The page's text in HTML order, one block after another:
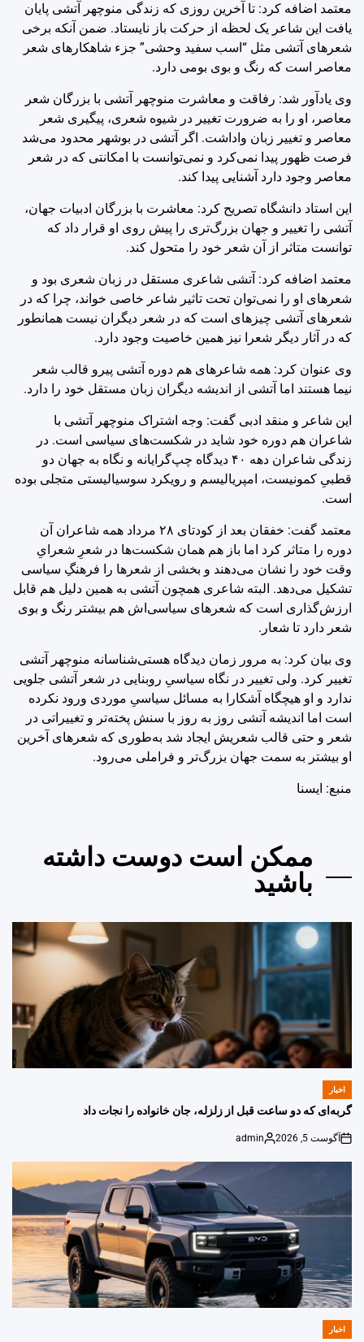
معتمد اضافه کرد: تا آخرین روزی که زندگی منوچهر آتشی پایان
یافت این شاعر یک لحظه از حرکت باز نایستاد. ضمن آنکه برخی
شعرهای آتشی مثل “اسب سفید وحشی” جزء شاهکارهای شعر
معاصر است که رنگ و بوی بومی دارد.
وی یادآور شد: رفاقت و معاشرت منوچهر آتشی با بزرگان شعر
معاصر، او را به ضرورت تغییر در شیوه شعری، پیگیری شعر
معاصر و تغییر زبان واداشت. اگر آتشی در بوشهر محدود می‌شد
فرصت ظهور پیدا نمی‌کرد و نمی‌توانست با امکانتی که در شعر
معاصر وجود دارد آشنایی پیدا کند.
این استاد دانشگاه تصریح کرد: معاشرت با بزرگان ادبیات جهان،
آتشی را تغییر و جهان بزرگ‌تری را پیش روی او قرار داد که
توانست متاثر از آن شعر خود را متحول کند.
معتمد اضافه کرد: آتشی شاعری مستقل در زبان شعری بود و
شعرهای او را نمی‌توان تحت تاثیر شاعر خاصی خواند، چرا که در
شعرهای آتشی چیزهای است که در شعر دیگران نیست همانطور
که در آثار دیگر شعرا نیز همین خاصیت وجود دارد.
وی عنوان کرد: همه شاعرهای هم دوره آتشی پیرو قالب شعر
نیما هستند اما آتشی از اندیشه دیگران زبان مستقل خود را دارد.
این شاعر و منقد ادبی گفت: وجه اشتراک منوچهر آتشی با
شاعران هم دوره خود شاید در شکست‌های سیاسی است. در
زندگی شاعران دهه ۴۰ دیدگاه چپ‌گرایانه و نگاه به جهان دو
قطبیِ کمونیست، امپریالیسم و رویکرد سوسیالیستی متجلی بوده
است.
معتمد گفت: خفقان بعد از کودتای ۲۸ مرداد همه شاعران آن
دوره را متاثر کرد اما باز هم همان شکست‌ها در شعرِ شعرایِ
وقت خود را نشان می‌دهند و بخشی از شعرها را فرهنگِ سیاسی
تشکیل می‌دهد. البته شاعری همچون آتشی به همین دلیل هم قابل
ارزش‌گذاری است که شعرهای سیاسی‌اش هم بیشتر رنگ و بوی
شعر دارد تا شعار.
وی بیان کرد: به مرور زمان دیدگاه هستی‌شناسانه منوچهر آتشی
تغییر کرد. ولی تغییر در نگاه سیاسیِ روبنایی در شعر آتشی جلویی
ندارد و او هیچگاه آشکارا به مسائل سیاسیِ موردی ورود نکرده
است اما اندیشه آتشی روز به روز با سنش پخته‌تر و تغییراتی در
شعر و حتی قالب شعریش ایجاد شد به‌طوری که شعرهای آخرین
او بیشتر به سمت جهان بزرگ‌تر و فراملی می‌رود.
منبع: ايسنا
ممکن است دوست داشته
باشید
POSTED
IN
اخبار
گربه‌ای که دو ساعت قبل از زلزله، جان خانواده را نجات داد
on
آگوست 5, 2026
Posted
admin
POSTED
اخبار